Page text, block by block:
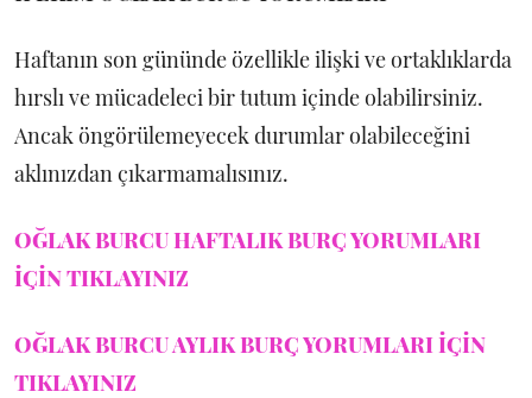
Haftanın son gününde özellikle ilişki ve ortaklıklarda
hırslı ve mücadeleci bir tutum içinde olabilirsiniz.
Ancak öngörülemeyecek durumlar olabileceğini
aklınızdan çıkarmamalısınız.
OĞLAK BURCU HAFTALIK BURÇ YORUMLARI
İÇİN TIKLAYINIZ
OĞLAK BURCU AYLIK BURÇ YORUMLARI İÇİN
TIKLAYINIZ